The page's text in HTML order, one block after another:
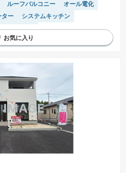
ルーフバルコニー
オール電化
ター
システムキッチン
水洗浄便座